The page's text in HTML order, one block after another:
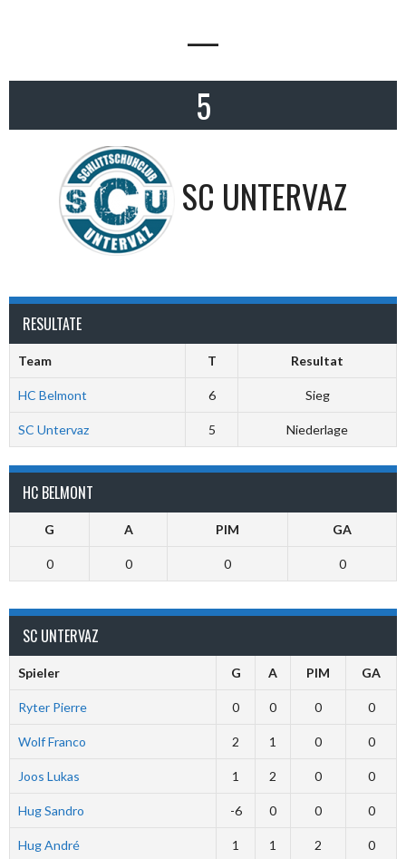
—
5
SC UNTERVAZ
RESULTATE
Team T Resultat
HC Belmont 6 Sieg
SC Untervaz 5 Niederlage
HC BELMONT
G A PIM GA
0 0 0 0
SC UNTERVAZ
Spieler G A PIM GA
Ryter Pierre 0 0 0 0
Wolf Franco 2 1 0 0
Joos Lukas 1 2 0 0
Hug Sandro -6 0 0 0
Hug André 1 1 2 0